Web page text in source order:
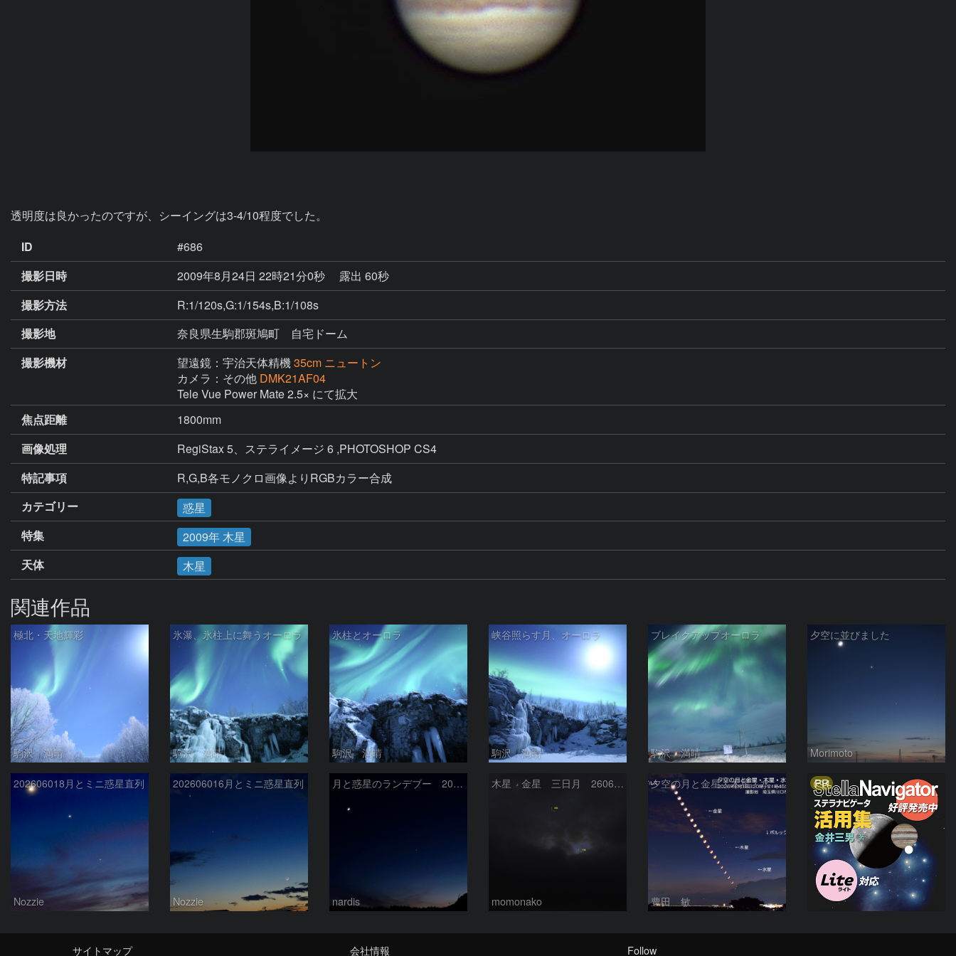
透明度は良かったのですが、シーイングは3-4/10程度でした。
ID
#686
撮影日時
2009年8月24日 22時21分0秒
露出 60秒
撮影方法
R:1/120s,G:1/154s,B:1/108s
撮影地
奈良県生駒郡斑鳩町 自宅ドーム
撮影機材
望遠鏡：宇治天体精機35cm ニュートン
カメラ：その他 DMK21AF04
Tele Vue Power Mate 2.5× にて拡大
焦点距離
1800mm
画像処理
RegiStax 5、ステライメージ 6 ,PHOTOSHOP CS4
特記事項
R,G,B各モノクロ画像よりRGBカラー合成
カテゴリー
惑星
特集
2009年 木星
天体
木星
関連作品
極北・天地輝彩
駒沢 満晴
氷瀑、氷柱上に舞うオーロラ
駒沢 満晴
氷柱とオーロラ
駒沢 満晴
峡谷照らす月、オーロラ
駒沢 満晴
ブレイクアップオーロラ
駒沢 満晴
夕空に並びました
Morimoto
202606018月とミニ惑星直列
Nozzie
202606016月とミニ惑星直列
Nozzie
月と惑星のランデブー 2026/06/19
nardis
木星 金星 三日月 260618
momonako
夕空の月と金星・木星・水星の接近 2026/6/18
豊田 敏
PR
サイトマップ 会社情報 Follow